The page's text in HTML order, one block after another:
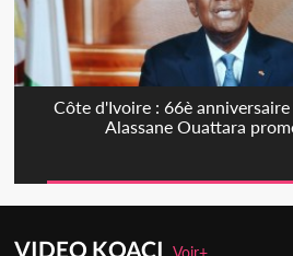
Côte d'Ivoire : 66è
Alassane Ouattara
VIDEO KOACI